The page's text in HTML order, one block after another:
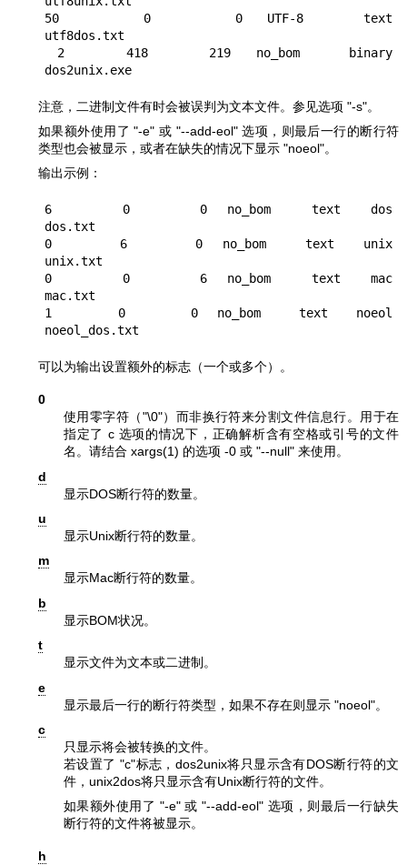
50       0       0  UTF-8     text
utf8dos.txt
注意，二进制文件有时会被误判为文本文件。参见选项 "-s"。
如果额外使用了"-e" 或 "--add-eol"选项，则最后一行的断行符
类型也会被显示，或者在缺失的情况下显示 "noeol"。
输出示例：
6       0       0  no_bom    text   dos
dos.txt
0       6       0  no_bom    text   unix
unix.txt
0       0       6  no_bom    text   mac
mac.txt
1       0       0  no_bom    text   noeol
可以为输出设置额外的标志（一个或多个）。
0
使用零字符（"\0"）而非换行符来分割文件信息行。用于在
指定了 c 选项的情况下，正确解析含有空格或引号的文件
名。请结合 xargs(1) 的选项 -0 或 "--null" 来使用。
d
显示DOS断行符的数量。
u
显示Unix断行符的数量。
m
显示Mac断行符的数量。
b
显示BOM状况。
t
显示文件为文本或二进制。
e
显示最后一行的断行符类型，如果不存在则显示 "noeol"。
c
只显示将会被转换的文件。
若设置了"c"标志，dos2unix将只显示含有DOS断行符的文
件，unix2dos将只显示含有Unix断行符的文件。
如果额外使用了 "-e"或"--add-eol" 选项，则最后一行缺失
断行符的文件将被显示。
h